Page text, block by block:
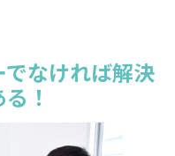
なければ解決
！